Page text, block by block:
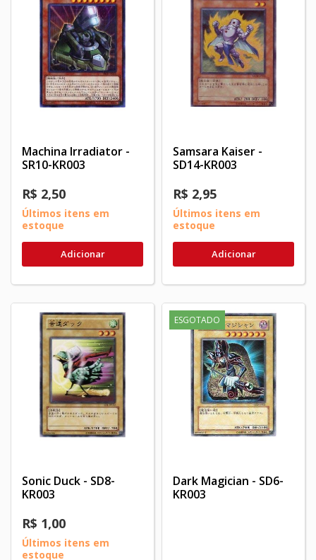
Machina Irradiator -
SR10-KR003
R$ 2,50
Últimos itens em
estoque
Adicionar
Samsara Kaiser -
SD14-KR003
R$ 2,95
Últimos itens em
estoque
Adicionar
Sonic Duck - SD8-
KR003
R$ 1,00
Últimos itens em
estoque
ESGOTADO
Dark Magician - SD6-
KR003